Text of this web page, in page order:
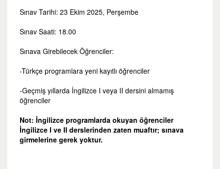
Sınav Tarihi: 23 Ekim 2025, Perşembe
Sınav Saati: 18.00
Sınava Girebilecek Öğrenciler:
-Türkçe programlara yeni kayıtlı öğrenciler
-Geçmiş yıllarda İngilizce I veya II dersini almamış
öğrenciler
Not: İngilizce programlarda okuyan öğrenciler
İngilizce I ve II derslerinden zaten muaftır; sınava
girmelerine gerek yoktur.